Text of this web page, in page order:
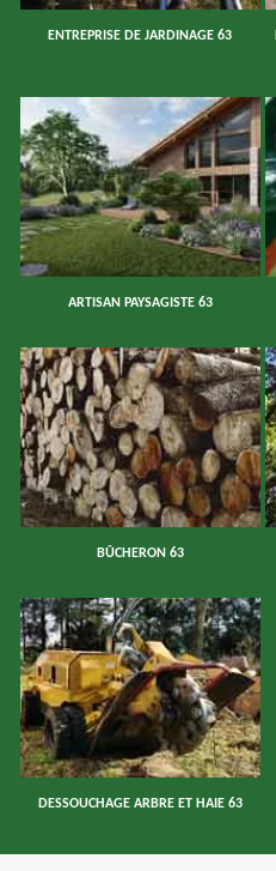
ENTREPRISE DE JARDINAGE 63
ARTISAN PAYSAGISTE 63
BÛCHERON 63
DESSOUCHAGE ARBRE ET HAIE 63